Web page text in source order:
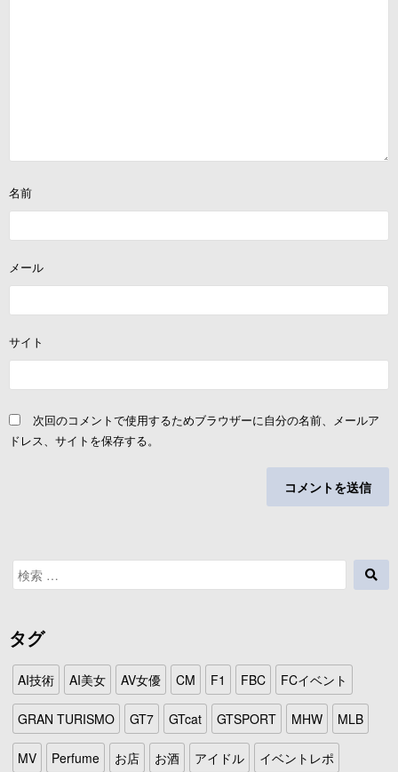
名前
メール
サイト
次回のコメントで使用するためブラウザーに自分の名前、メールア
ドレス、サイトを保存する。
検
索
索
タグ
AI技術 AI美女 AV女優 CM F1 FBC FCイベント
GRAN TURISMO GT7 GTcat GTSPORT MHW MLB
MV Perfume お店 お酒 アイドル イベントレポ